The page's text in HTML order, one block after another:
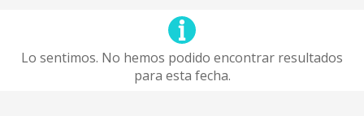
Lo sentimos. No hemos podido encontrar resultados
para esta fecha.